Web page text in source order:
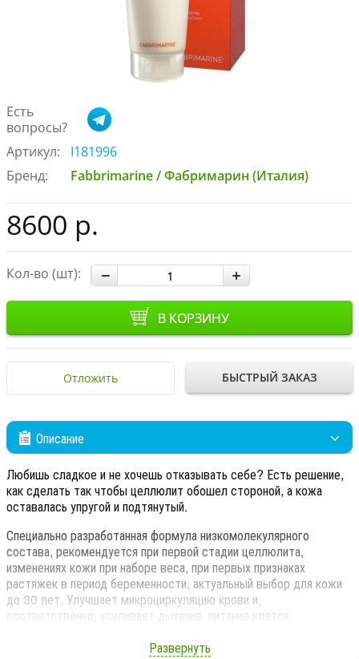
Есть
вопросы?
Артикул:
I181996
Бренд:
Fabbrimarine / Фабримарин (Италия)
8600 р.
Кол-во (шт):
В КОРЗИНУ
Отложить БЫСТРЫЙ ЗАКАЗ
Описание
Любишь сладкое и не хочешь отказывать себе? Есть решение,
как сделать так чтобы целлюлит обошел стороной, а кожа
оставалась упругой и подтянутый.
Специально разработанная формула низкомолекулярного
состава, рекомендуется при первой стадии целлюлита,
изменениях кожи при наборе веса, при первых признаках
растяжек в период беременности, актуальный выбор для кожи
до 30 лет. Улучшает микроциркуляцию крови и,
соответственно, усиливает дыхание, питание клеток.
Обеспечивает отвод лишней жидкости и восстанавливает
Развернуть